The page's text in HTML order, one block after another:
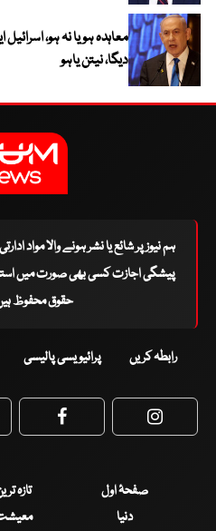
معاہدہ ہو یا نہ ہو،
دیگا، نیتن یاہو
ہم نیوز پر شائع یا نشر ہونے والا مواد
پیشگی اجازت کسی بھی صورت میں
حقوق محفوظ ہیں ©
رابطہ کریں پرائیویسی پالیسی
Facebook
صفحۂ اول تازہ
دنیا